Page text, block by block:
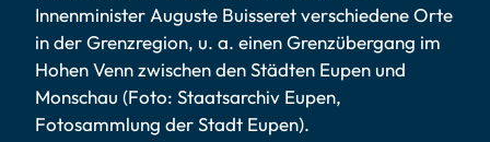
Innenminister Auguste Buisseret verschiedene Orte
in der Grenzregion, u. a. einen Grenzübergang im
Hohen Venn zwischen den Städten Eupen und
Monschau (Foto: Staatsarchiv Eupen,
Fotosammlung der Stadt Eupen).